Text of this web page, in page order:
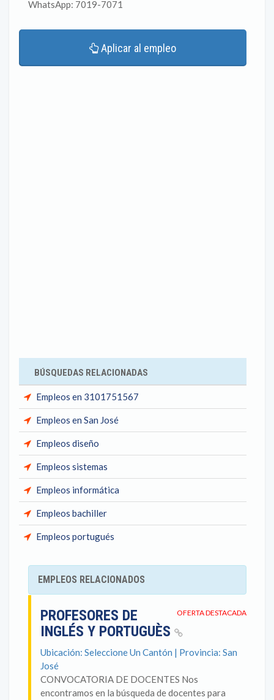
WhatsApp: 7019-7071
Aplicar al empleo
BÚSQUEDAS RELACIONADAS
Empleos en 3101751567
Empleos en San José
Empleos diseño
Empleos sistemas
Empleos informática
Empleos bachiller
Empleos portugués
EMPLEOS RELACIONADOS
OFERTA DESTACADA
PROFESORES DE
INGLÉS Y PORTUGUÈS
Ubicación: Seleccione Un Cantón | Provincia: San
José
CONVOCATORIA DE DOCENTES Nos
encontramos en la búsqueda de docentes para